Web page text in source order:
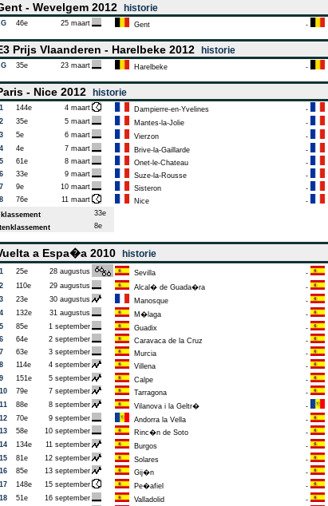
- Wevelgem 2012 historie
46e 25 maart Gent -
Prijs Vlaanderen - Harelbeke 2012 historie
35e 23 maart Harelbeke -
- Nice 2012 historie
144e 4 maart Dampierre-en-Yvelines -
35e 5 maart Mantes-la-Jolie -
5e 6 maart Vierzon -
4e 7 maart Brive-la-Gaillarde -
61e 8 maart Onet-le-Chateau -
33e 9 maart Suze-la-Rousse -
9e 10 maart Sisteron -
76e 11 maart Nice -
33e
8e
a Espa�a 2010 historie
25e 28 augustus Sevilla -
110e 29 augustus Alcal� de Guada�ra -
23e 30 augustus Manosque -
132e 31 augustus M�laga -
85e 1 september Guadix -
64e 2 september Caravaca de la Cruz -
63e 3 september Murcia -
114e 4 september Villena -
151e 5 september Calpe -
79e 7 september Tarragona -
88e 8 september Vilanova i la Geltr� -
70e 9 september Andorra la Vella -
58e 10 september Rinc�n de Soto -
134e 11 september Burgos -
81e 12 september Solares -
85e 13 september Gij�n -
148e 15 september Pe�afiel -
51e 16 september Valladolid -